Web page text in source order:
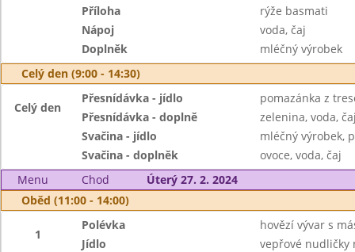
Příloha
rýže basmati
Nápoj
voda, čaj
Doplněk
mléčný výrobek
Celý den (9:00 - 14:30)
Celý den
Přesnídávka - jídlo
pomazánka z
Přesnídávka - doplně
zelenina, voda,
Svačina - jídlo
mléčný výrobek,
Svačina - doplněk
ovoce, voda, čaj
Menu
Chod
Úterý 27. 2. 2024
Oběd (11:00 - 14:00)
1
Polévka
hovězí vývar s
Jídlo
vepřové nudličky